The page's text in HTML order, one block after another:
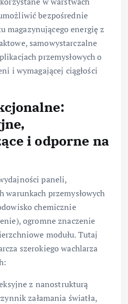
bezpośrednie
magazynującego energię z
samowystarczalne
przemysłowych o
i wymagającej ciągłości
i odporne na
paneli,
warunkach przemysłowych
chemicznie
ogromne znaczenie
modułu. Tutaj
szerokiego wachlarza
z nanostrukturą
załamania światła,